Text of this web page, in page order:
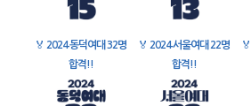
🏅 2024 동덕여대 32명
합격!!
🏅 2024 서울여대 22명
합격!!
🏅